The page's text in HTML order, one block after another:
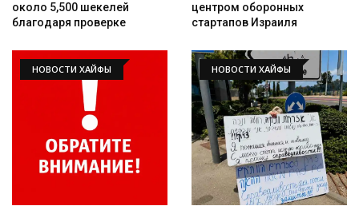
около 5,500 шекелей
благодаря проверке
центром оборонных
стартапов Израиля
НОВОСТИ ХАЙФЫ НОВОСТИ ХАЙФЫ